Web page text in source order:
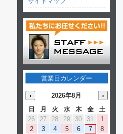
営業日カレンダー
‹ 2026年8月
›
日
月 火 水 木 金
土
26
27 28 29 30 31
1
2
3 4 5 6 7
8